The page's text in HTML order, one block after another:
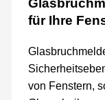
für Ihre
von Fenstern,